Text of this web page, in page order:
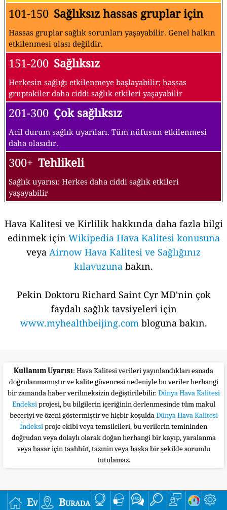
101-150 Sağlıksız hassas gruplar için
Hassas gruplar sağlık sorunları yaşayabilir. Genel halkın
etkilenmesi olası değildir.
151-200 Sağlıksız
Herkesin sağlığı etkilenmeye başlayabilir; hassas
gruptakiler daha ciddi sağlık etkileri yaşayabilir
201-300 Çok sağlıksız
Acil durum sağlık uyarıları. Tüm nüfusun etkilenmesi
daha olasıdır.
300+ Tehlikeli
Sağlık uyarısı: Herkes daha ciddi sağlık etkileri
yaşayabilir
Hava Kalitesi ve Kirlilik hakkında daha fazla bilgi
edinmek için Wikipedia Hava Kalitesi konusuna
veya Airnow Hava Kalitesi ve Sağlığınız
kılavuzuna bakın.
Pekin Doktoru Richard Saint Cyr MD'nin çok
faydalı sağlık tavsiyeleri için
www.myhealthbeijing.combloguna bakın.
Kullanım Uyarısı: Hava Kalitesi verileri yayınlandıkları esnada
doğrulanmamıştır ve kalite güvencesi nedeniyle bu veriler herhangi
bir zamanda haber verilmeksizin değiştirilebilir.Dünya Hava Kalitesi
Endeksiprojesi, bu bilgilerin içeriğinin derlenmesinde tüm makul
beceriyi ve özeni göstermiştir ve hiçbir koşuldaDünya Hava Kalitesi
İndeksiproje ekibi veya temsilcileri, bu verilerin temininden
doğrudan veya dolaylı olarak doğan herhangi bir kayıp, yaralanma
veya hasar için taahhüt, tazmin veya başka bir şekilde sorumlu
tutulamaz.
Ev Burada